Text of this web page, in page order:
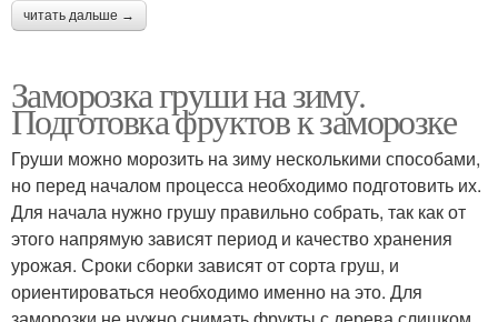
читать дальше →
Заморозка груши на зиму.
Подготовка фруктов к заморозке
Груши можно морозить на зиму несколькими способами,
но перед началом процесса необходимо подготовить их.
Для начала нужно грушу правильно собрать, так как от
этого напрямую зависят период и качество хранения
урожая. Сроки сборки зависят от сорта груш, и
ориентироваться необходимо именно на это. Для